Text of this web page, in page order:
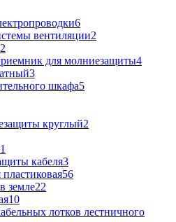
6
вентиляции2
для молниезащиты4
3
шкафа5
круглый2
кабеля3
56
земле22
10
лотков лестничного